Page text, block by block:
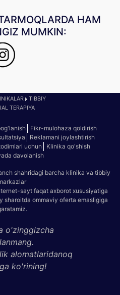
HAM
MUMKIN:
TIBBIY
TERAPIYA
Fikr-mulohaza qoldirish
Reklamani joylashtirish
uchun
Klinika qo'shish
davolanish
shahridagi barcha klinika va tibbiy
sayt faqat axborot xususiyatiga
sharoitda ommaviy oferta emasligiga
o'zinggizcha
alomatlaridanoq
ko'rining!